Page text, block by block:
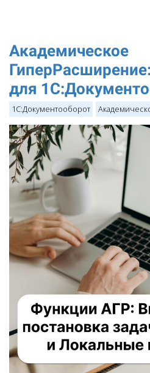
Академическое
для
1С:Документооборот